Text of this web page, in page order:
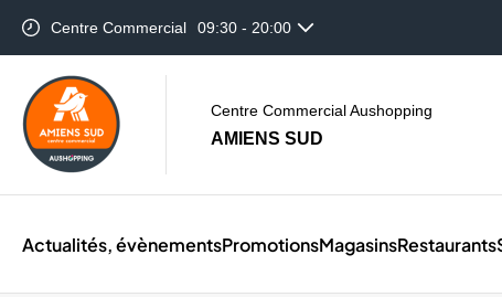
Centre Commercial
09:30 - 20:00
Auchan Amiens
08:30 - 21:00
Centre Commercial Aushopping
AMIENS SUD
Actualités, évènementsPromotionsMagasinsRestaurants